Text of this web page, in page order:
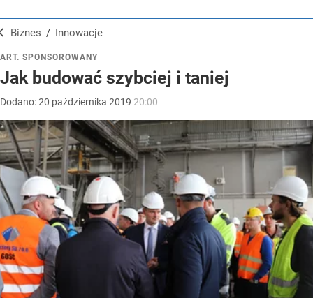
Biznes / Innowacje
ART. SPONSOROWANY
Jak budować szybciej i taniej
Dodano:20 października 2019 20:00